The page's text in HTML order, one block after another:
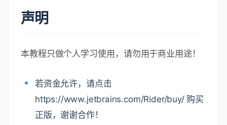
声明
本教程只做个人学习使用，请勿用于商业用途！
若资金允许，请点击
https://www.jetbrains.com/Rider/buy/ 购买
正版，谢谢合作！